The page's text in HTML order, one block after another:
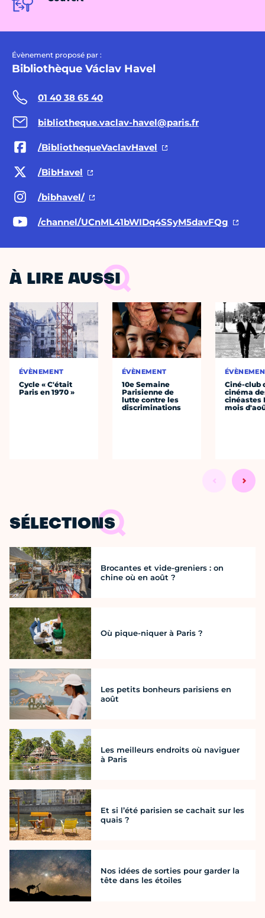
Évènement proposé par :
Bibliothèque Václav Havel
01 40 38 65 40
bibliotheque.vaclav-havel@paris.fr
/BibliothequeVaclavHavel
/BibHavel
/bibhavel/
/channel/UCnML41bWIDq4SSyM5davFQg
À LIRE AUSSI
ÉVÈNEMENT
Cycle « C'était
Paris en 1970 »
ÉVÈNEMENT
10e Semaine
Parisienne de
lutte contre les
discriminations
Ciné-club
cinéma
cinéastes
mois
SÉLECTIONS
Brocantes et vide-greniers : on
chine où en août ?
Où pique-niquer à Paris ?
Les petits bonheurs parisiens en
août
Les meilleurs endroits où naviguer
à Paris
Et si l’été parisien se cachait sur les
quais ?
Nos idées de sorties pour garder la
tête dans les étoiles